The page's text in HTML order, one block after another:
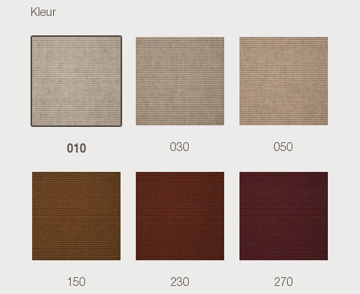
Kleur
010 030 050
150 230 270